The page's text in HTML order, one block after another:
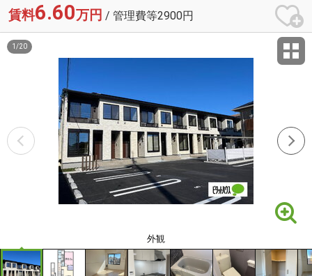
賃料6.60万円 / 管理費等2900円
外観
1 /20